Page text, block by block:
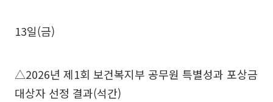
13일(금)
△2026년 제1회 보건복지부 공무원 특별성과 포상금
대상자 선정 결과(석간)